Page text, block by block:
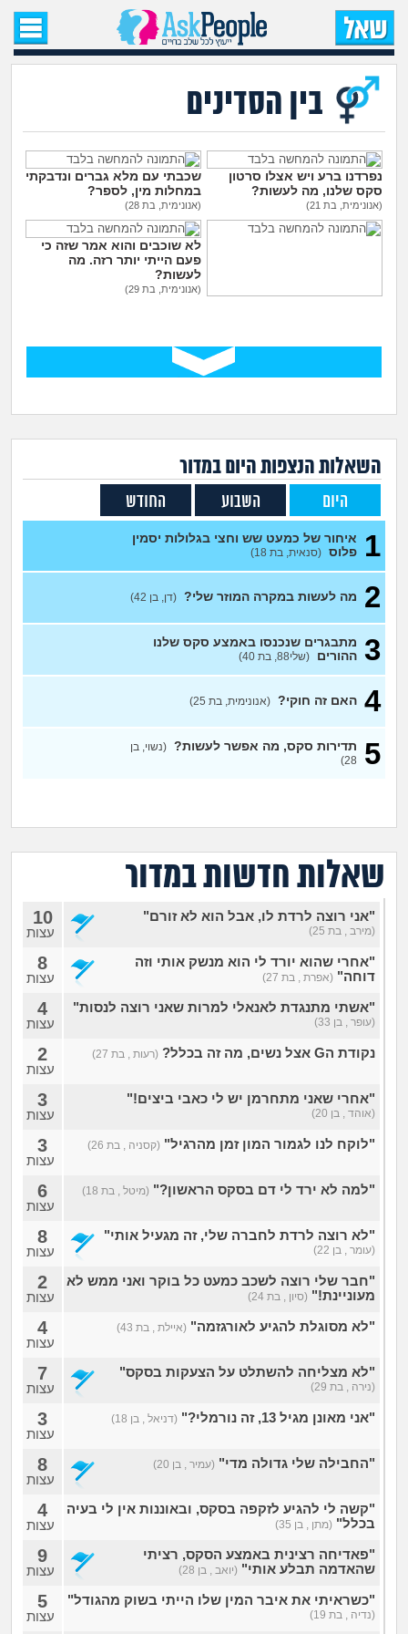
עמוד הבית
שאלות חדשות
שאלות שעוררו עניין
עצות חדשות
מה קורה כאן?
מדורים
זוגיות
הורות ומשפחה
מתבגרים
מהבקו"ם... ועד מתי?!
לימודים וסטודנטים
מה שעובר עליי
שומרים על הגוף
פיננסי וכלכלה
בין הסדינים
חיות מחמד
יוקר המחיה
גאווה
חיפוש שאלות
הרשמה
בין הסדינים
נפרדנו ברע ויש אצלו סרטון
סקס שלנו, מה לעשות?
(אנונימית, בת 21)
שכבתי עם מלא גברים ונדבקתי
במחלות מין, לספר?
(אנונימית, בת 28)
לא שוכבים והוא אמר שזה כי
פעם הייתי יותר רזה. מה
לעשות?
(אנונימית, בת 29)
השאלות הנצפות היוםבמדור
היום השבוע החודש
1
איחור של כמעט שש וחצי בגלולות יסמין
פלוס (סנאית, בת 18)
2 מה לעשות במקרה המוזר שלי? (דן, בן 42)
3 מתבגרים שנכנסו באמצע סקס שלנו
ההורים (שלי88, בת 40)
4 האם זה חוקי? (אנונימית, בת 25)
5 תדירות סקס, מה אפשר לעשות? (נשוי, בן
28)
שאלות חדשות במדור
"אני רוצה לרדת לו, אבל הוא לא זורם"
(מירב , בת 25)
10
עצות
"אחרי שהוא יורד לי הוא מנשק אותי וזה
דוחה" (אפרת , בת 27)
8
עצות
"אשתי מתנגדת לאנאלי למרות שאני רוצה לנסות"
(עופר , בן 33)
4
עצות
נקודת הG אצל נשים, מה זה בכלל? (רעות , בת 27) 2
עצות
"אחרי שאני מתחרמן יש לי כאבי ביצים!"
(אוהד , בן 20)
3
עצות
"לוקח לנו לגמור המון זמן מהרגיל" (קסניה , בת 26) 3
עצות
"למה לא ירד לי דם בסקס הראשון?" (מיטל , בת 18) 6
עצות
"לא רוצה לרדת לחברה שלי, זה מגעיל אותי"
(עומר , בן 22)
8
עצות
"חבר שלי רוצה לשכב כמעט כל בוקר ואני ממש לא
מעוניינת!" (סיון , בת 24)
2
עצות
"לא מסוגלת להגיע לאורגזמה" (איילת , בת 43) 4
עצות
"לא מצליחה להשתלט על הצעקות בסקס"
(נירה , בת 29)
7
עצות
"אני מאונן מגיל 13, זה נורמלי?" (דניאל , בן 18) 3
עצות
"החבילה שלי גדולה מדי" (עמיר , בן 20) 8
עצות
"קשה לי להגיע לזקפה בסקס, ובאוננות אין לי בעיה
בכלל" (מתן , בן 35)
4
עצות
"פאדיחה רצינית באמצע הסקס, רציתי
שהאדמה תבלע אותי" (יואב , בן 28)
9
עצות
"כשראיתי את איבר המין שלו הייתי בשוק מהגודל"
(נדיה , בת 19)
5
עצות